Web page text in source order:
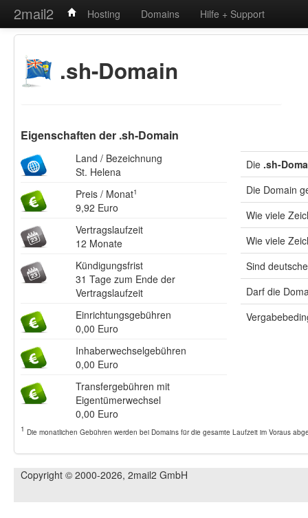
2mail2 Hosting Domains Hilfe + Support
.sh-Domain
Eigenschaften der .sh-Domain
Land / Bezeichnung
St. Helena
Preis / Monat1
9,92 Euro
Vertragslaufzeit
12 Monate
Kündigungsfrist
31 Tage zum Ende der
Vertragslaufzeit
Einrichtungsgebühren
0,00 Euro
Inhaberwechselgebühren
0,00 Euro
Transfergebühren mit
Eigentümerwechsel
0,00 Euro
Die .sh-
Die Domain
Wie viele
Wie viele
Sind
Darf die
1 Die monatlichen Gebühren werden bei Domains für die gesamte Laufzeit im Voraus
Copyright © 2000-2026, 2mail2 GmbH